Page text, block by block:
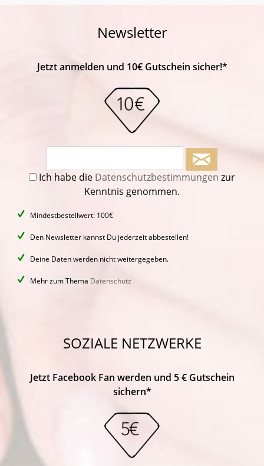
Newsletter
Jetzt anmelden und 10€ Gutschein sicher!*
Ich habe die Datenschutzbestimmungen zur
Kenntnis genommen.
Mindestbestellwert: 100€
Den Newsletter kannst Du jederzeit abbestellen!
Deine Daten werden nicht weitergegeben.
Mehr zum Thema Datenschutz
SOZIALE NETZWERKE
Jetzt Facebook Fan werden und 5 € Gutschein
sichern*